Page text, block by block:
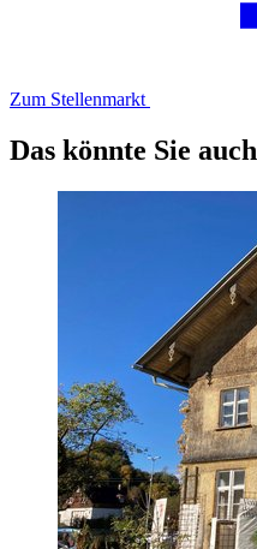
Zum Stellenmarkt
Das könnte Sie